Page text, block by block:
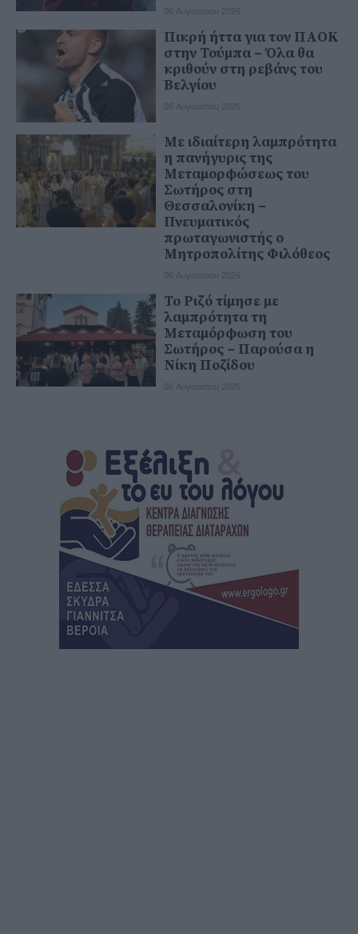
06 Αυγούστου 2026
Πικρή ήττα για τον ΠΑΟΚ
στην Τούμπα – Όλα θα
κριθούν στη ρεβάνς του
Βελγίου
06 Αυγούστου 2026
Με ιδιαίτερη λαμπρότητα
η πανήγυρις της
Μεταμορφώσεως του
Σωτήρος στη
Θεσσαλονίκη –
Πνευματικός
πρωταγωνιστής ο
Μητροπολίτης Φιλόθεος
06 Αυγούστου 2026
Το Ριζό τίμησε με
λαμπρότητα τη
Μεταμόρφωση του
Σωτήρος – Παρούσα η
Νίκη Ποζίδου
06 Αυγούστου 2026